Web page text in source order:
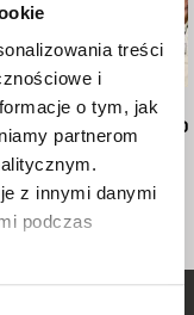
treści
i
o tym, jak
partnerom
z innymi danymi
podczas
Festival / Argentina
Elita Kļaviņa
Sisters in